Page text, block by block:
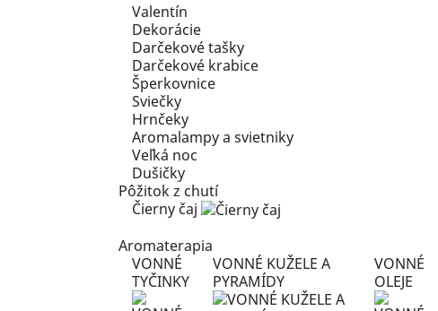
Valentín
Dekorácie
Darčekové tašky
Darčekové krabice
Šperkovnice
Sviečky
Hrnčeky
Aromalampy a svietniky
Veľká noc
Dušičky
Pôžitok z chutí
Čierny čaj
Aromaterapia
VONNÉ
TYČINKY
VONNÉ KUŽELE A
PYRAMÍDY
VONNÉ
OLEJE